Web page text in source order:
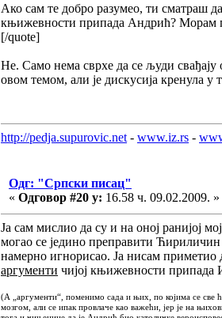
Ако сам те добро разумео, ти сматраш
књижевности припада Андрић? Морам
[/quote]
Не. Само нема сврхе да се људи
овом темом, али је дискусија кренула у
http://pedja.supurovic.net - www.iz.rs -
Одг: "Српски писац"
« Одговор #20 у: 16.58 ч. 09.02.2009. »
Ја сам мислио да су и на оној ранијој
могао се једино преправити Ћириличин
намерно игнорисао. Ја нисам приметио
аргументи чијој књижевности
(А „аргументи“, поменимо сада и њих, по којима се све
мозгом, али се ипак провлаче као важећи, јер је на